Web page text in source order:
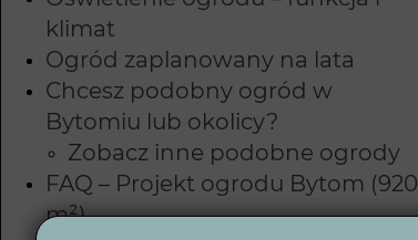
klimat
Ogród zaplanowany na lata
Chcesz podobny ogród w
Bytomiu lub okolicy?
Zobacz inne podobne ogrody
FAQ – Projekt ogrodu Bytom (920
m²)